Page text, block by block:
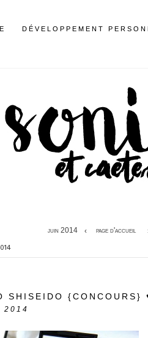
DÉVELOPPEMENT
juin 2014 page d'accueil
SHISEIDO {CONCOURS}
2014